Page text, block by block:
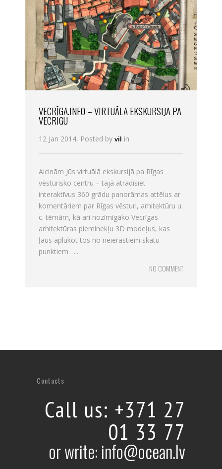
VECRĪGA.INFO – VIRTUĀLA EKSKURSIJA PA
VECRĪGU
12 Jan 2014, Posted by vil in
Aicinām Jūs virtuālā ekskursijā pa Rīgas
vēsturisko centru – tajā atradīsiet
interaktīvus 360 grādu panorāmas attēlus ar
komentāriem par Rīgas vēsturi, arhitektūru u.
c. tēmām, kā arī nozīmīgāko Vecrīgas
arhitektūras pieminekļu 3D modeļus, kas
ļaus aplūkot tos no neierastiem skatu
punktiem. ...
NO COMMENT
Contacts
Call us: +371 27
01 33 77
or write: info@ocean.lv